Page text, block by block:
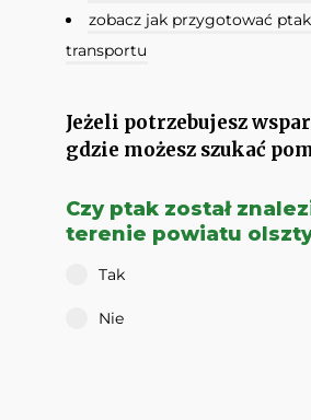
zobacz jak przygotować
transportu
Jeżeli potrzebujesz
gdzie możesz szukać
Czy ptak został
terenie powiatu
Tak
Nie